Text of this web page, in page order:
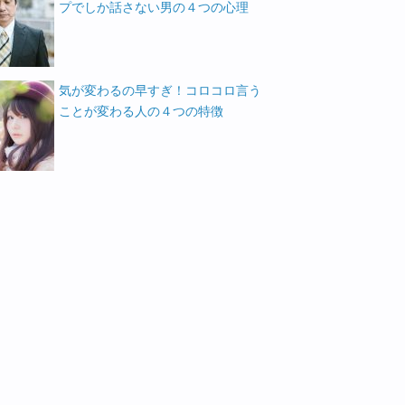
プでしか話さない男の４つの心理
気が変わるの早すぎ！コロコロ言う
ことが変わる人の４つの特徴